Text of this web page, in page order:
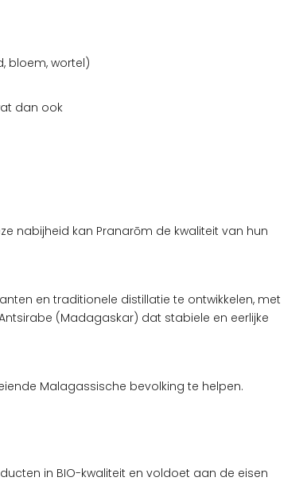
bloem, wortel)
dan ook
nabijheid kan Pranarōm de kwaliteit van hun
en traditionele distillatie te ontwikkelen, met
(Madagaskar) dat stabiele en eerlijke
Malagassische bevolking te helpen.
in BIO-kwaliteit en voldoet aan de eisen